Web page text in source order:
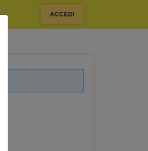
ACCEDI